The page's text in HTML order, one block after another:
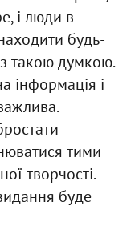
і люди в
будь-
такою думкою.
інформація і
тими
творчості.
буде